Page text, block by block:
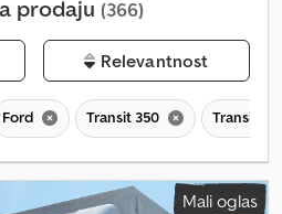
prodaju (366)
Relevantnost
Ford Transit 350 Transit
Mali oglas